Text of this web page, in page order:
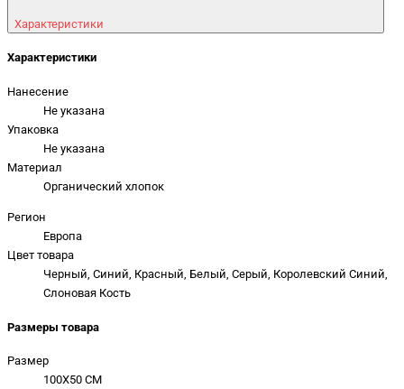
Характеристики
Характеристики
Нанесение
Не указана
Упаковка
Не указана
Материал
Органический хлопок
Регион
Европа
Цвет товара
Черный, Синий, Красный, Белый, Серый, Королевский Синий,
Слоновая Кость
Размеры товара
Размер
100X50 CM